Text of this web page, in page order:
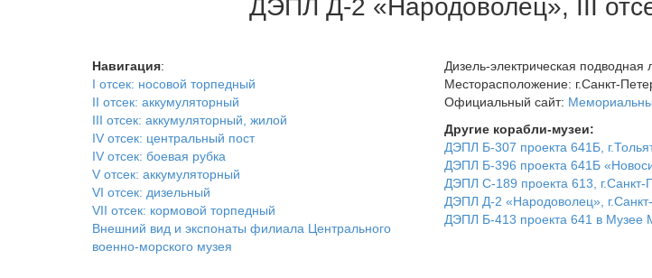
ДЭПЛ Д-2 «Народоволец», III
Навигация:
I отсек: носовой торпедный
II отсек: аккумуляторный
III отсек: аккумуляторный, жилой
IV отсек: центральный пост
IV отсек: боевая рубка
V отсек: аккумуляторный
VI отсек: дизельный
VII отсек: кормовой торпедный
Внешний вид и экспонаты филиала Центрального
военно-морского музея
Дизель-электрическая
Месторасположение: г.Санкт-
Официальный сайт:
Другие корабли-музеи:
ДЭПЛ Б-307 проекта 641Б,
ДЭПЛ Б-396 проекта 641Б
ДЭПЛ С-189 проекта 613, г.Санкт-
ДЭПЛ Д-2 «Народоволец»,
ДЭПЛ Б-413 проекта 641 в Музее